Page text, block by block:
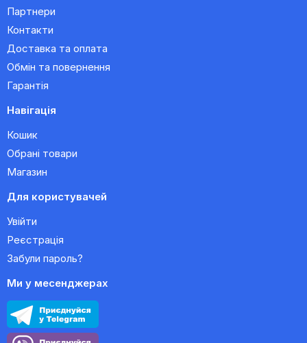
Партнери
Контакти
Доставка та оплата
Обмін та повернення
Гарантія
Навігація
Кошик
Обрані товари
Магазин
Для користувачей
Увійти
Реєстрація
Забули пароль?
Ми у месенджерах